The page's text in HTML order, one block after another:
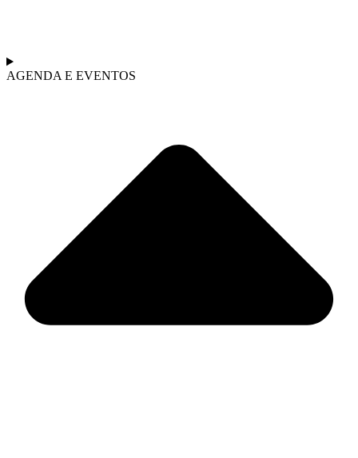
AGENDA E EVENTOS